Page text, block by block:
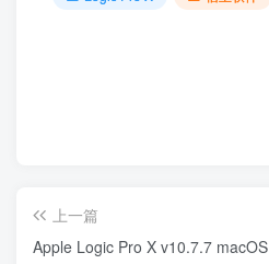
上一篇
Apple Logic Pro X v10.7.7 macOS